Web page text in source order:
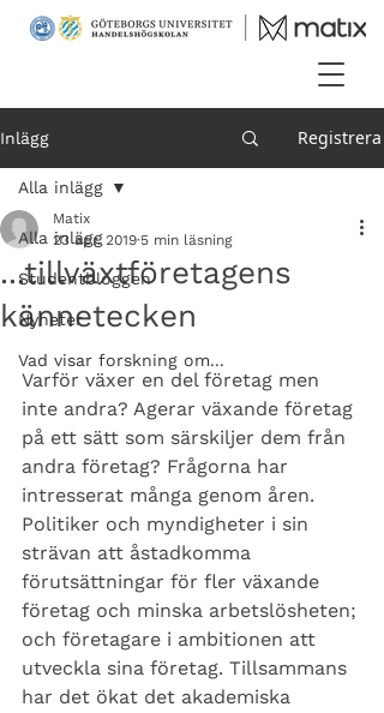
Inlägg Registrera
Alla inlägg
Studentbloggen
Nyheter
Vad visar forskning om...
Alla inlägg
...tillväxtföretagens
kännetecken
Matix
23 apr. 2019 5 min läsning
Varför växer en del företag men
inte andra? Agerar växande företag
på ett sätt som särskiljer dem från
andra företag? Frågorna har
intresserat många genom åren.
Politiker och myndigheter i sin
strävan att åstadkomma
förutsättningar för fler växande
företag och minska arbetslösheten;
och företagare i ambitionen att
utveckla sina företag. Tillsammans
har det ökat det akademiska